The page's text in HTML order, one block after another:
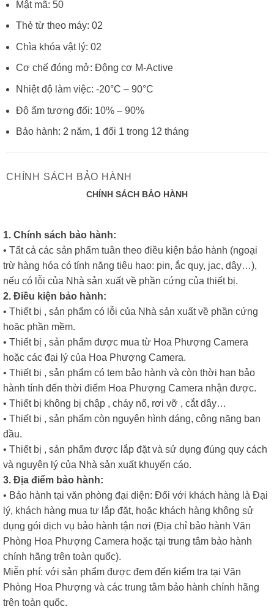
Mật mã: 50
Thẻ từ theo máy: 02
Chìa khóa vật lý: 02
Cơ chế đóng mở: Động cơ M-Active
Nhiệt độ làm việc: -20°C – 90°C
Độ ẩm tương đối: 10% – 90%
Bảo hành: 2 năm, 1 đổi 1 trong 12 tháng
CHÍNH SÁCH BẢO HÀNH
CHÍNH SÁCH BẢO HÀNH
1. Chính sách bảo hành:
• Tất cả các sản phẩm tuân theo điều kiện bảo hành (ngoại
trừ hàng hóa có tính năng tiêu hao: pin, ắc quy, jac, dây…),
nếu có lỗi của Nhà sản xuất về phần cứng của thiết bị.
2. Điều kiện bảo hành:
• Thiết bị , sản phẩm có lỗi của Nhà sản xuất về phần cứng
hoặc phần mềm.
• Thiết bị , sản phẩm được mua từ Hoa Phượng Camera
hoặc các đại lý của Hoa Phượng Camera.
• Thiết bị , sản phẩm có tem bảo hành và còn thời hạn bảo
hành tính đến thời điểm Hoa Phượng Camera nhận được.
• Thiết bị không bị chập , cháy nổ, rơi vỡ , cắt dây…
• Thiết bị , sản phẩm còn nguyên hình dáng, công năng ban
đầu.
• Thiết bị , sản phẩm được lắp đặt và sử dụng đúng quy cách
và nguyên lý của Nhà sản xuất khuyến cáo.
3. Địa điểm bảo hành:
• Bảo hành tại văn phòng đại diện: Đối với khách hàng là Đại
lý, khách hàng mua tự lắp đặt, hoặc khách hàng không sử
dụng gói dịch vụ bảo hành tận nơi (Địa chỉ bảo hành Văn
Phòng Hoa Phượng Camera hoặc tại trung tâm bảo hành
chính hãng trên toàn quốc).
Miễn phí: với sản phẩm được đem đến kiểm tra tại Văn
Phòng Hoa Phượng và các trung tâm bảo hành chính hãng
trên toàn quốc.